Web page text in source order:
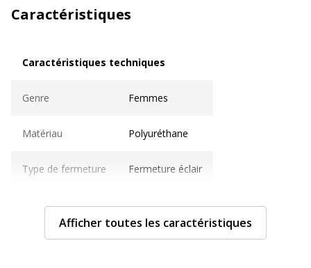
Caractéristiques
Caractéristiques techniques
Genre Femmes
Matériau Polyuréthane
Type de fermeture Fermeture éclair
Portefeuille
Caractéristiques générales
Afficher toutes les caractéristiques